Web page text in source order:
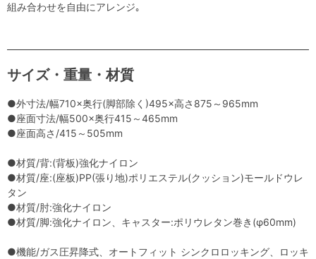
組み合わせを自由にアレンジ｡
サイズ・重量・材質
●外寸法/幅710×奥行(脚部除く)495×高さ875～965mm
●座面寸法/幅500×奥行415～465mm
●座面高さ/415～505mm
●材質/背:(背板)強化ナイロン
●材質/座:(座板)PP(張り地)ポリエステル(クッション)モールドウレ
タン
●材質/肘:強化ナイロン
●材質/脚:強化ナイロン、キャスター:ポリウレタン巻き(φ60mm)
●機能/ガス圧昇降式、オートフィット シンクロロッキング、ロッキ